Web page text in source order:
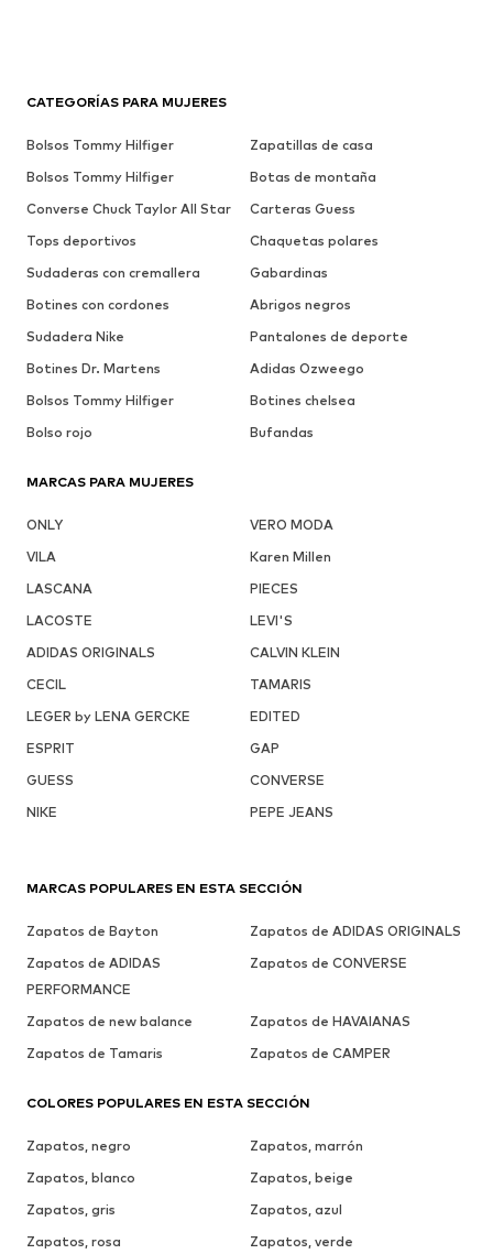
CATEGORÍAS PARA MUJERES
Bolsos Tommy Hilfiger
Zapatillas de casa
Bolsos Tommy Hilfiger
Botas de montaña
Converse Chuck Taylor All Star
Carteras Guess
Tops deportivos
Chaquetas polares
Sudaderas con cremallera
Gabardinas
Botines con cordones
Abrigos negros
Sudadera Nike
Pantalones de deporte
Botines Dr. Martens
Adidas Ozweego
Bolsos Tommy Hilfiger
Botines chelsea
Bolso rojo
Bufandas
MARCAS PARA MUJERES
ONLY
VERO MODA
VILA
Karen Millen
LASCANA
PIECES
LACOSTE
LEVI'S
ADIDAS ORIGINALS
CALVIN KLEIN
CECIL
TAMARIS
LEGER by LENA GERCKE
EDITED
ESPRIT
GAP
GUESS
CONVERSE
NIKE
PEPE JEANS
MARCAS POPULARES EN ESTA SECCIÓN
Zapatos de Bayton
Zapatos de ADIDAS ORIGINALS
Zapatos de ADIDAS
PERFORMANCE
Zapatos de CONVERSE
Zapatos de new balance
Zapatos de HAVAIANAS
Zapatos de Tamaris
Zapatos de CAMPER
COLORES POPULARES EN ESTA SECCIÓN
Zapatos, negro
Zapatos, marrón
Zapatos, blanco
Zapatos, beige
Zapatos, gris
Zapatos, azul
Zapatos, rosa
Zapatos, verde